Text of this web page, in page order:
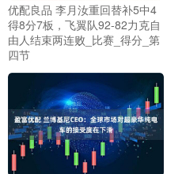
优配良品 李月汝重回替补5中4
得8分7板，飞翼队92-82力克自
由人结束两连败_比赛_得分_第
四节